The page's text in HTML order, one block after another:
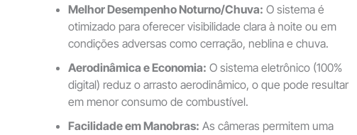
Melhor Desempenho Noturno/Chuva: O sistema é
otimizado para oferecer visibilidade clara à noite ou em
condições adversas como cerração, neblina e chuva.
Aerodinâmica e Economia: O sistema eletrônico (100%
digital) reduz o arrasto aerodinâmico, o que pode resultar
em menor consumo de combustível.
Facilidade em Manobras: As câmeras permitem uma